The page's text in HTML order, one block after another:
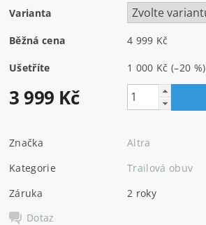
Varianta
Běžná cena 4 999 Kč
Ušetříte 1 000 Kč (–20 %)
3 999 Kč
Značka
Altra
Kategorie
Trailová obuv
Záruka
2 roky
Dotaz